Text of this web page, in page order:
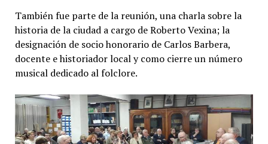
También fue parte de la reunión, una charla sobre la
historia de la ciudad a cargo de Roberto Vexina; la
designación de socio honorario de Carlos Barbera,
docente e historiador local y como cierre un número
musical dedicado al folclore.